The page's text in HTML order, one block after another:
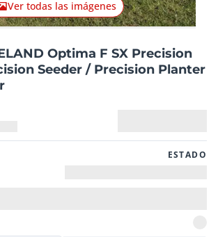
Ver todas las imágenes
Optima F SX Precision
Seeder / Precision Planter
ESTADO